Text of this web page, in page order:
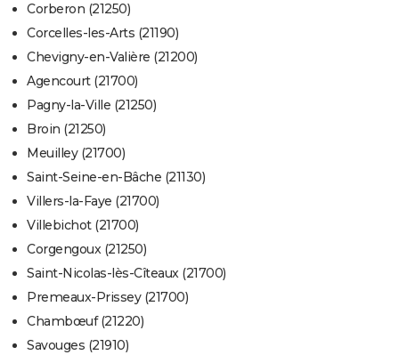
Corberon (21250)
Corcelles-les-Arts (21190)
Chevigny-en-Valière (21200)
Agencourt (21700)
Pagny-la-Ville (21250)
Broin (21250)
Meuilley (21700)
Saint-Seine-en-Bâche (21130)
Villers-la-Faye (21700)
Villebichot (21700)
Corgengoux (21250)
Saint-Nicolas-lès-Cîteaux (21700)
Premeaux-Prissey (21700)
Chambœuf (21220)
Savouges (21910)